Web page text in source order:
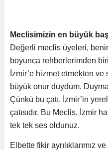
Meclisimizin en büyük
Değerli meclis üyeleri,
boyunca rehberlerimden
İzmir’e hizmet etmekten
büyük onur duydum.
Çünkü bu çatı, İzmir’in
çatısıdır. Bu Meclis, İzmir
tek tek ses oldunuz.
Elbette fikir ayrılıklarımız